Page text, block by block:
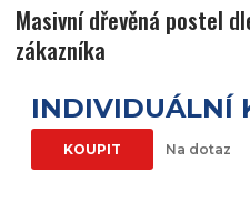
Masivní dřevěná postel
zákazníka
INDIVIDUÁLNÍ
KOUPIT Na dotaz